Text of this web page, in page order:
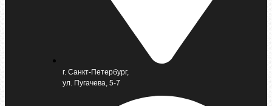
г. Санкт-Петербург,
ул. Пугачева, 5-7